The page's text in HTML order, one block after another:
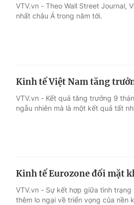
VTV.vn - Theo Wall Street Journal,
nhất châu Á trong năm tới.
Kinh tế Việt Nam tăng
VTV.vn - Kết quả tăng trưởng 9
ngẫu nhiên mà là một kết quả tất
Kinh tế Eurozone đối mặt
VTV.vn - Sự kết hợp giữa tình
thêm lo ngại về triển vọng của nền